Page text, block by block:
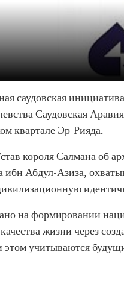
саудовская
Саудовская
квартале Эр-Рияда.
короля Салмана об
ибн Абдул-Азиза,
на формировании
жизни через
учитываются